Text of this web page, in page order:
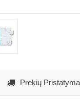
Prekių